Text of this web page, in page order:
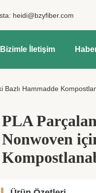
heidi@bzyfiber.com
Bizimle İletişim
Bazlı Hammadde
PLA
Nonwoven